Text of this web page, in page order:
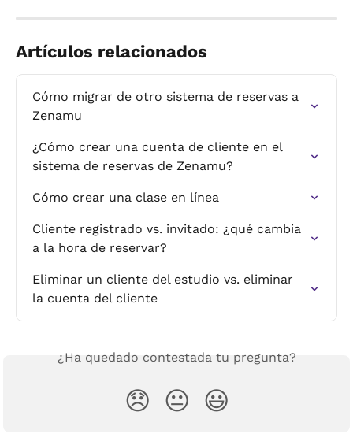
Artículos relacionados
Cómo migrar de otro sistema de reservas a
Zenamu
¿Cómo crear una cuenta de cliente en el
sistema de reservas de Zenamu?
Cómo crear una clase en línea
Cliente registrado vs. invitado: ¿qué cambia
a la hora de reservar?
Eliminar un cliente del estudio vs. eliminar
la cuenta del cliente
¿Ha quedado contestada tu pregunta?
😞 😐 😃